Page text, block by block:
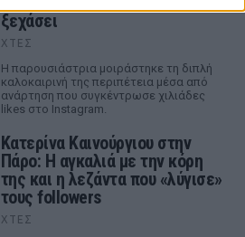
ξεχάσει
ΧΤΕΣ
Η παρουσιάστρια μοιράστηκε τη διπλή
καλοκαιρινή της περιπέτεια μέσα από
ανάρτηση που συγκέντρωσε χιλιάδες
likes στο Instagram.
Κατερίνα Καινούργιου στην
Πάρο: Η αγκαλιά με την κόρη
της και η λεζάντα που «λύγισε»
τους followers
ΧΤΕΣ